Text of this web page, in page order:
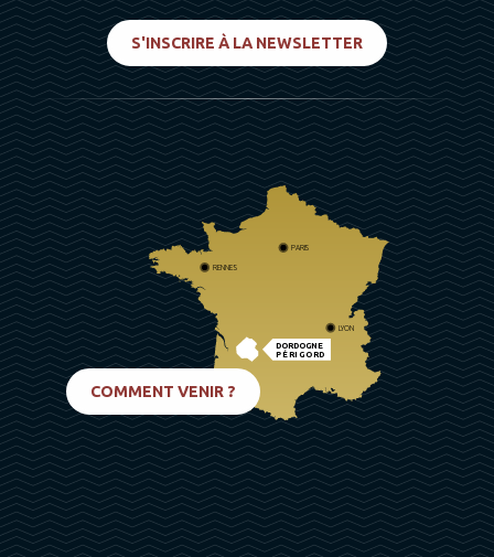
S'INSCRIRE À LA NEWSLETTER
DORDOGNE
PÉRIGORD
PARIS
RENNES
LYON
COMMENT VENIR ?